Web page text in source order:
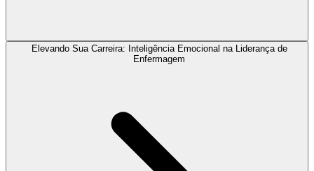
Elevando Sua Carreira: Inteligência Emocional na Liderança de
Enfermagem